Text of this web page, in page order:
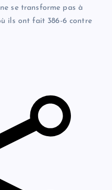
se transforme pas à
ils ont fait 386-6 contre